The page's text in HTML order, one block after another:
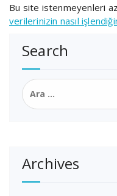
Bu site istenmeyenleri
verilerinizin nasıl
Search
Arama:
Archives